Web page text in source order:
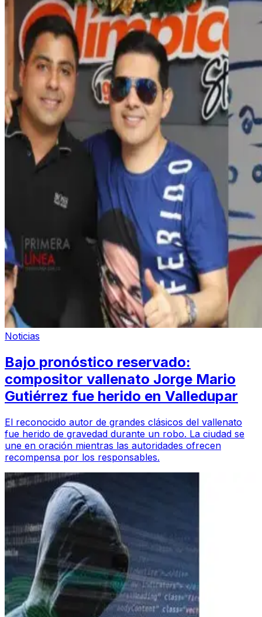
Noticias
Bajo pronóstico reservado:
compositor vallenato Jorge Mario
Gutiérrez fue herido en Valledupar
El reconocido autor de grandes clásicos del vallenato
fue herido de gravedad durante un robo. La ciudad se
une en oración mientras las autoridades ofrecen
recompensa por los responsables.